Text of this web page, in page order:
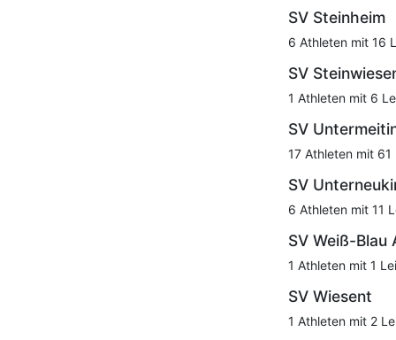
SV Steinheim
6 Athleten mit 16
SV
1 Athleten mit 6
SV
17 Athleten mit
SV
6 Athleten mit 11
SV Weiß-Blau
1 Athleten mit 1
SV Wiesent
1 Athleten mit 2